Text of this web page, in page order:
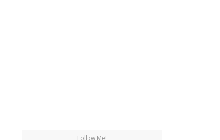
Follow Me!